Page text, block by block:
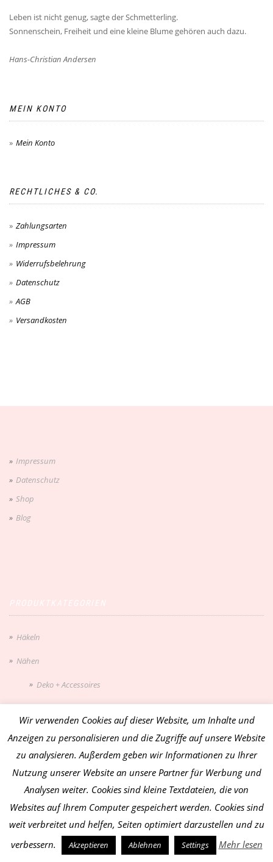
Leben ist nicht genug, sagte der Schmetterling.
Sonnenschein, Freiheit und eine kleine Blume gehören auch dazu.
Hans-Christian Andersen
MEIN KONTO
Mein Konto
RECHTLICHES & CO.
Zahlungsarten
Impressum
Widerrufsbelehrung
Datenschutz
AGB
Versandkosten
Impressum
Datenschutz
Shop
Blog
Häkeln
Nähen
Deko + Accessoires
Little Friends
Saison
Frühling
Herbst
Maritimes
Wir verwenden Cookies auf dieser Website, um Inhalte und
Anzeigen zu personalisieren und die Zugriffe auf unsere Website
zu analysieren. Außerdem geben wir Informationen zu Ihrer
Nutzung unserer Website an unsere Partner für Werbung und
Analysen weiter. Cookies sind kleine Textdateien, die von
Websites auf Ihrem Computer gespeichert werden. Cookies sind
weit verbreitet und helfen, Seiten optimiert darzustellen und zu
verbessern.
Akzeptieren Ablehnen Settings Mehr lesen